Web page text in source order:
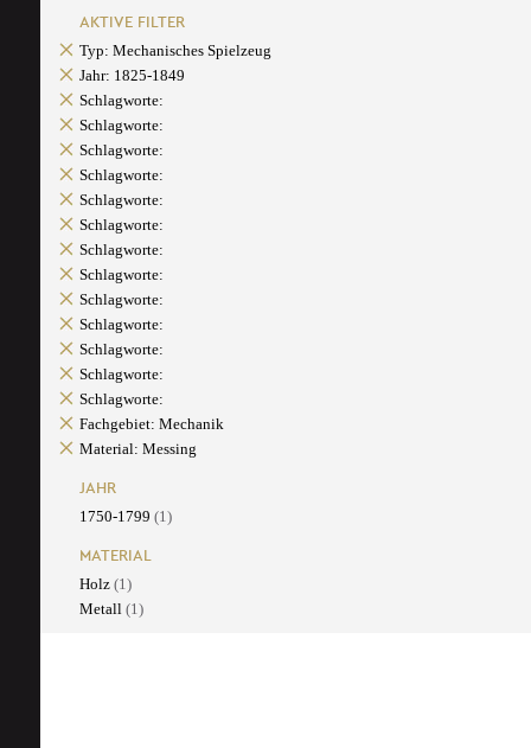
AKTIVE FILTER
Typ: Mechanisches Spielzeug
Jahr: 1825-1849
Schlagworte:
Schlagworte:
Schlagworte:
Schlagworte:
Schlagworte:
Schlagworte:
Schlagworte:
Schlagworte:
Schlagworte:
Schlagworte:
Schlagworte:
Schlagworte:
Schlagworte:
Fachgebiet: Mechanik
Material: Messing
JAHR
1750-1799 (1)
MATERIAL
Holz (1)
Metall (1)